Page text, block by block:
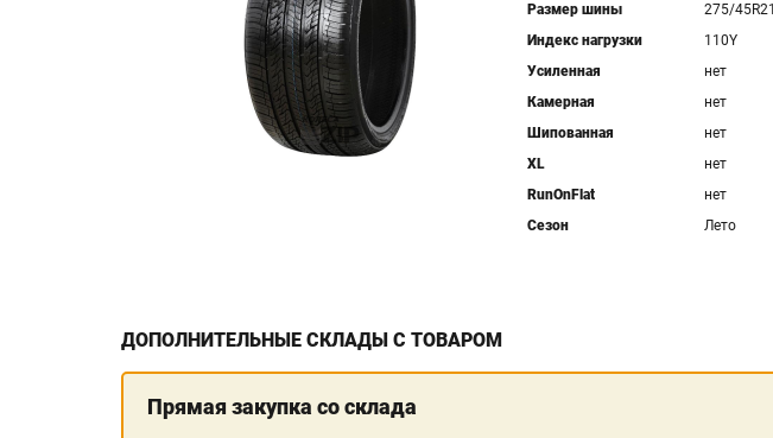
Размер шины
275/45R21
Индекс нагрузки
110Y
Усиленная
нет
Камерная
нет
Шипованная
нет
XL
нет
RunOnFlat
нет
Сезон
Лето
ДОПОЛНИТЕЛЬНЫЕ СКЛАДЫ С ТОВАРОМ
Прямая закупка со склада